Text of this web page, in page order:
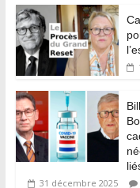
31 décembre 2025